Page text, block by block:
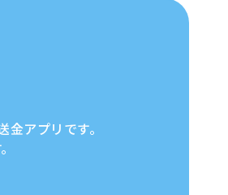
アプリです。